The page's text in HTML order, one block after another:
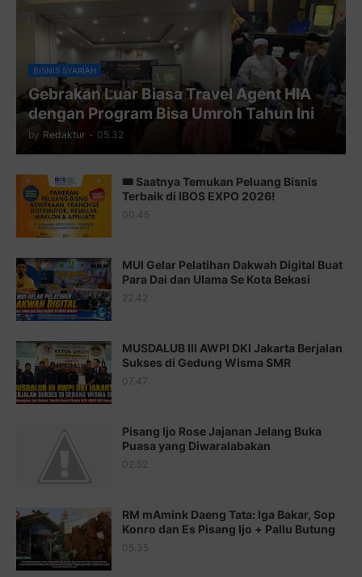
Juz 9 ⇨ http://j.mp/2byr1bu
Juz 10 ⇨http://j.mp/2bHfyUH
Juz 11 ⇨http://j.mp/2bHf80y
Juz 13 ⇨http://j.mp/2bFTiKQ
Juz 14 ⇨http://j.mp/2b8SUTA
Juz 15 ⇨http://j.mp/2bFRQIM
Juz 17 ⇨http://j.mp/2brHsFz
Juz 18 ⇨http://j.mp/2b8SCfc
Juz 19 ⇨http://j.mp/2bFSq95
Juz 20 ⇨http://j.mp/2brI1zc
Juz 21 ⇨http://j.mp/2b8VcBO
http://j.mp/2bFRxNP
http://j.mp/2brItxm
Juz 25 ⇨http://j.mp/2brImlf
Juz 26 ⇨http://j.mp/2bFRHF2
BISNIS SYARIAH
Gebrakan Luar Biasa Travel Agent HIA
dengan Program Bisa Umroh Tahun Ini
by Redaktur - 05.32
🎟️ Saatnya Temukan Peluang Bisnis
Terbaik di IBOS EXPO 2026!
00.45
MUI Gelar Pelatihan Dakwah Digital Buat
Para Dai dan Ulama Se Kota Bekasi
22.42
MUSDALUB III AWPI DKI Jakarta Berjalan
Sukses di Gedung Wisma SMR
07.47
Pisang Ijo Rose Jajanan Jelang Buka
Puasa yang Diwaralabakan
02.52
RM mAmink Daeng Tata: Iga Bakar, Sop
Konro dan Es Pisang Ijo + Pallu Butung
05.35